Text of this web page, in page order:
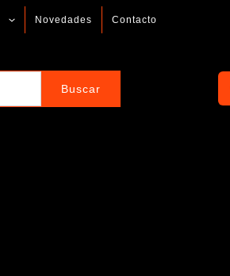
Novedades Contacto